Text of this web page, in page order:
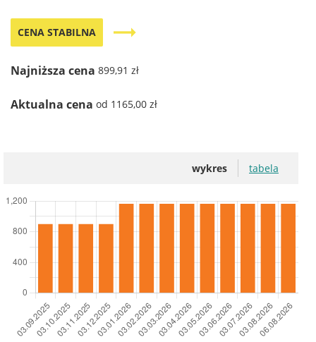
CENA STABILNA trending_flat
Najniższa cena 899,91 zł
Aktualna cena od 1165,00 zł
wykres tabela